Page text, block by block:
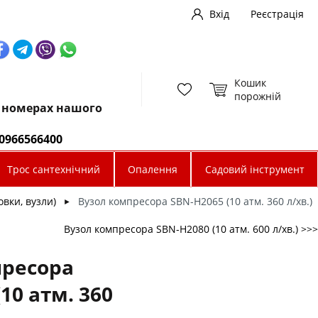
Вхід Реєстрація
номерах нашого
Кошик
порожній
Трос сантехнічний Опалення Садовий інструмент
вузли) ► Вузол компресора SBN-Н2065 (10 атм. 360 л/хв.)
Вузол компресора SBN-Н2080 (10 атм. 600 л/хв.) >>>
атм. 360